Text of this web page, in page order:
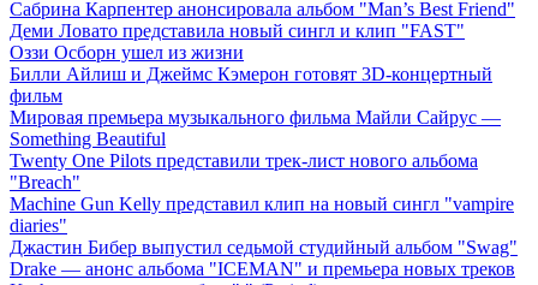
Сабрина Карпентер анонсировала альбом "Man’s Best Friend"
Деми Ловато представила новый сингл и клип "FAST"
Оззи Осборн ушел из жизни
Билли Айлиш и Джеймс Кэмерон готовят 3D-концертный
фильм
Мировая премьера музыкального фильма Майли Сайрус —
Something Beautiful
Twenty One Pilots представили трек-лист нового альбома
"Breach"
Machine Gun Kelly представил клип на новый сингл "vampire
diaries"
Джастин Бибер выпустил седьмой студийный альбом "Swag"
Drake — анонс альбома "ICEMAN" и премьера новых треков